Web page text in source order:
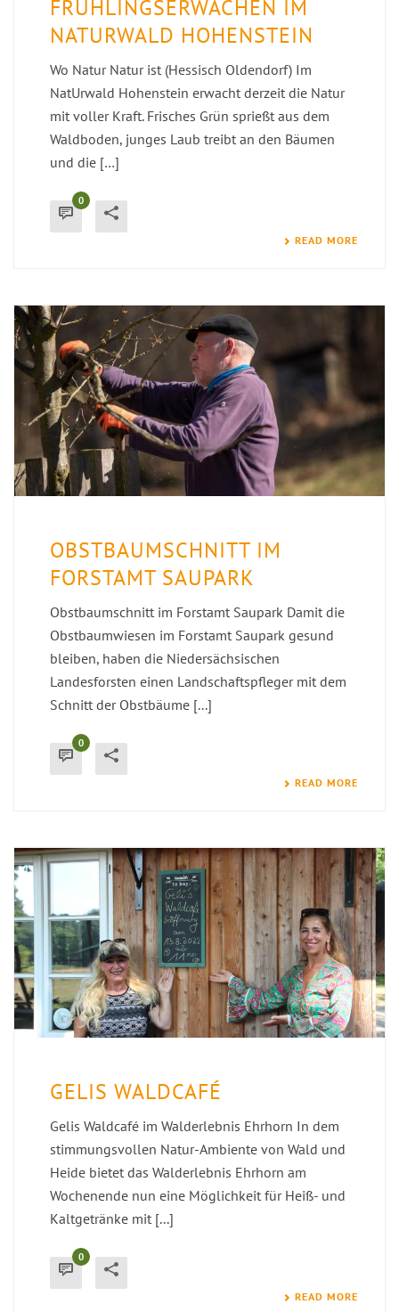
FRÜHLINGSERWACHEN IM
NATURWALD HOHENSTEIN
Wo Natur Natur ist (Hessisch Oldendorf) Im
NatUrwald Hohenstein erwacht derzeit die Natur
mit voller Kraft. Frisches Grün sprießt aus dem
Waldboden, junges Laub treibt an den Bäumen
und die […]
0
READ MORE
OBSTBAUMSCHNITT IM
FORSTAMT SAUPARK
Obstbaumschnitt im Forstamt Saupark Damit die
Obstbaumwiesen im Forstamt Saupark gesund
bleiben, haben die Niedersächsischen
Landesforsten einen Landschaftspfleger mit dem
Schnitt der Obstbäume [...]
0
READ MORE
GELIS WALDCAFÉ
Gelis Waldcafé im Walderlebnis Ehrhorn In dem
stimmungsvollen Natur-Ambiente von Wald und
Heide bietet das Walderlebnis Ehrhorn am
Wochenende nun eine Möglichkeit für Heiß- und
Kaltgetränke mit [...]
0
READ MORE